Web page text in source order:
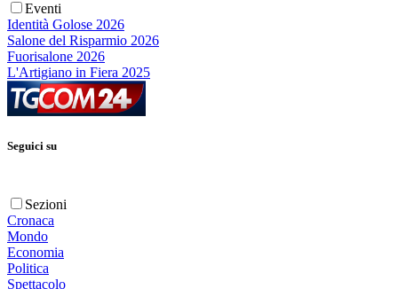
Eventi
Identità Golose 2026
Salone del Risparmio 2026
Fuorisalone 2026
L'Artigiano in Fiera 2025
Seguici su
Sezioni
Cronaca
Mondo
Economia
Politica
Spettacolo